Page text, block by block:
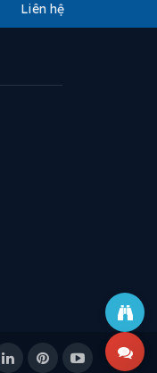
Liên hệ